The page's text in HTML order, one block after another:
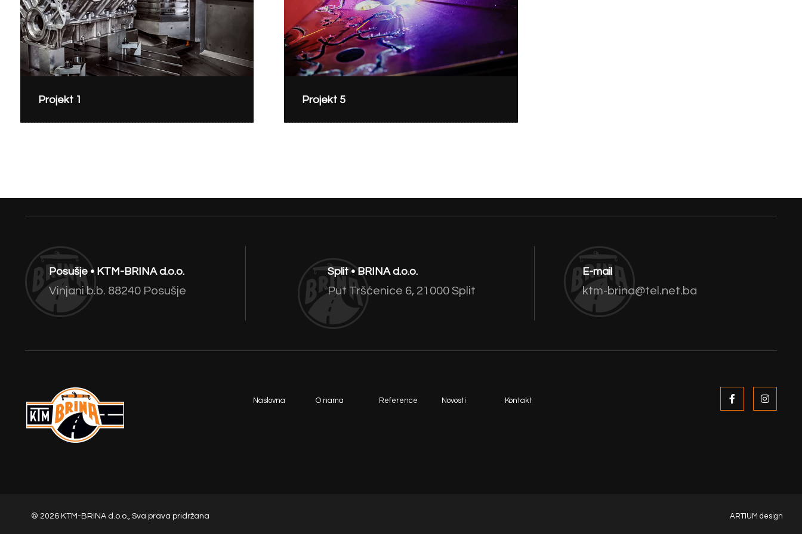
Projekt 1 Projekt 5
Posušje • KTM-BRINA d.o.o.
Vinjani b.b. 88240 Posušje
Split • BRINA d.o.o.
Put Tršćenice 6, 21000 Split
E-mail
ktm-brina@tel.net.ba
Naslovna O nama Reference Novosti Kontakt
© 2026 KTM-BRINA d.o.o., Sva prava pridržana ARTIUM design